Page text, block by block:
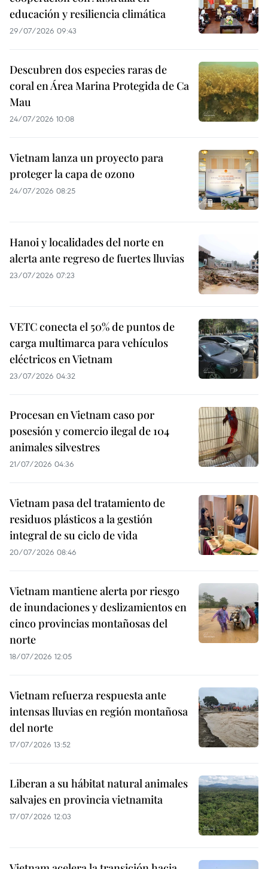
educación y resiliencia climática
29/07/2026 09:43
Descubren dos especies raras de
coral en Área Marina Protegida de Ca
Mau
24/07/2026 10:08
Vietnam lanza un proyecto para
proteger la capa de ozono
24/07/2026 08:25
Hanoi y localidades del norte en
alerta ante regreso de fuertes lluvias
23/07/2026 07:23
VETC conecta el 50% de puntos de
carga multimarca para vehículos
eléctricos en Vietnam
23/07/2026 04:32
Procesan en Vietnam caso por
posesión y comercio ilegal de 104
animales silvestres
21/07/2026 04:36
Vietnam pasa del tratamiento de
residuos plásticos a la gestión
integral de su ciclo de vida
20/07/2026 08:46
Vietnam mantiene alerta por riesgo
de inundaciones y deslizamientos en
cinco provincias montañosas del
norte
18/07/2026 12:05
Vietnam refuerza respuesta ante
intensas lluvias en región montañosa
del norte
17/07/2026 13:52
Liberan a su hábitat natural animales
salvajes en provincia vietnamita
17/07/2026 12:03